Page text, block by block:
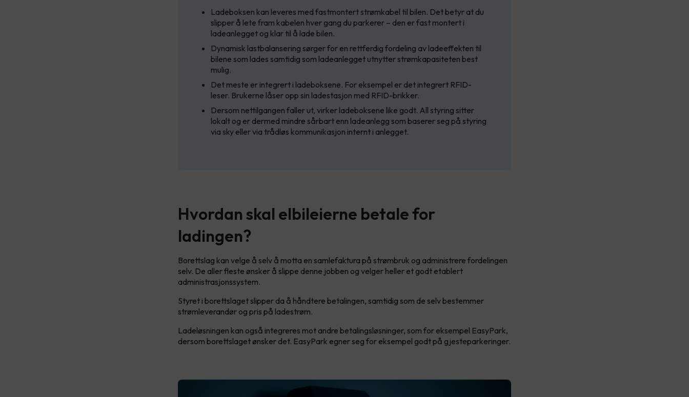
Ladeboksen kan leveres med fastmontert strømkabel til bilen. Det betyr at du
slipper å lete fram kabelen hver gang du parkerer – den er fast montert i
ladeanlegget og klar til å lade bilen.
Dynamisk lastbalansering sørger for en rettferdig fordeling av ladeeffekten til
bilene som lades samtidig som ladeanlegget utnytter strømkapasiteten best
mulig.
Det meste er integrert i ladeboksene. For eksempel er det integrert RFID-
leser. Brukerne låser opp sin ladestasjon med RFID-brikker.
Dersom nettilgangen faller ut, virker ladeboksene like godt. All styring sitter
lokalt og er dermed mindre sårbart enn ladeanlegg som baserer seg på styring
via sky eller via trådløs kommunikasjon internt i anlegget.
Hvordan skal elbileierne betale for
ladingen?
Borettslag kan velge å selv å motta en samlefaktura på strømbruk og administrere fordelingen
selv. De aller fleste ønsker å slippe denne jobben og velger heller et godt etablert
administrasjonssystem.
Styret i borettslaget slipper da å håndtere betalingen, samtidig som de selv bestemmer
strømleverandør og pris på ladestrøm.
Ladeløsningen kan også integreres mot andre betalingsløsninger, som for eksempel EasyPark,
dersom borettslaget ønsker det. EasyPark egner seg for eksempel godt på gjesteparkeringer.